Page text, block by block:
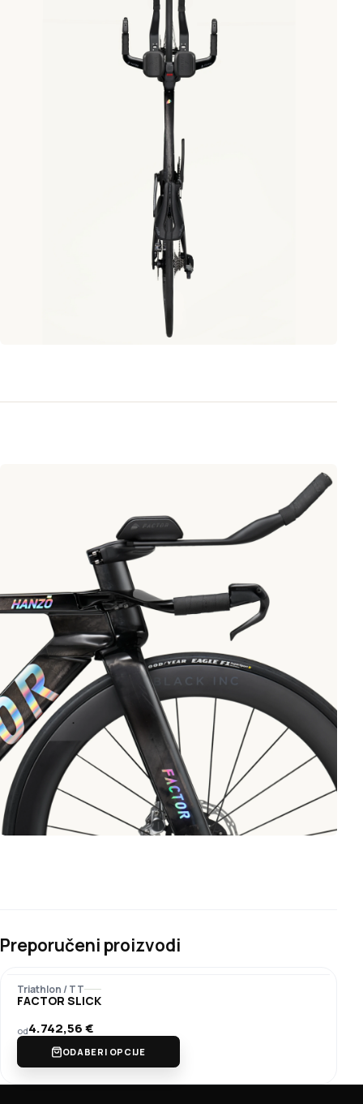
Preporučeni proizvodi
Triathlon / TT
FACTOR SLICK
od4.742,56€
ODABERI OPCIJE